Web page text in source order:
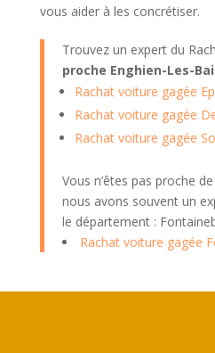
vous aider à les concrétiser.
Trouvez un expert du
proche Enghien-Les-
Rachat voiture gagée
Rachat voiture gagée
Rachat voiture gagée
Vous n’êtes pas proche
nous avons souvent un
le département :
Rachat voiture gagée